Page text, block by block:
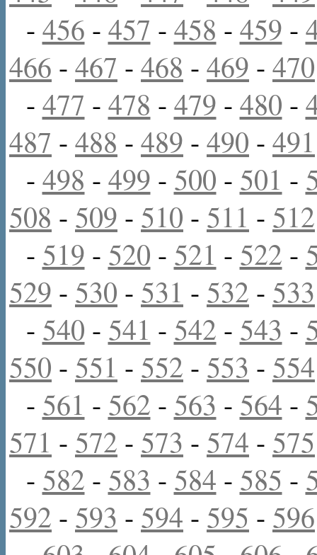
- 456 - 457 - 458 - 459 -
466 - 467 - 468 - 469 - 470
- 477 - 478 - 479 - 480 -
487 - 488 - 489 - 490 - 491
- 498 - 499 - 500 - 501 -
508 - 509 - 510 - 511 - 512
- 519 - 520 - 521 - 522 -
529 - 530 - 531 - 532 - 533
- 540 - 541 - 542 - 543 -
550 - 551 - 552 - 553 - 554
- 561 - 562 - 563 - 564 -
571 - 572 - 573 - 574 - 575
- 582 - 583 - 584 - 585 -
592 - 593 - 594 - 595 - 596